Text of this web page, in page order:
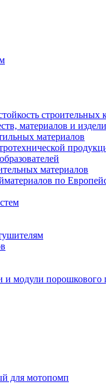
материалов и
материалов
материалов
по
и модули порошкового
для мотопомп